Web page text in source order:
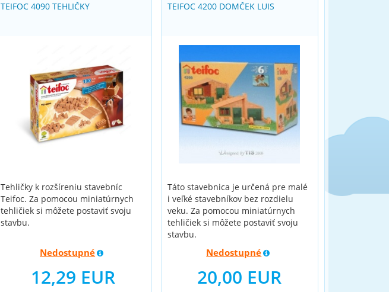
TEIFOC 4090 TEHLIČKY
Tehličky k rozšíreniu stavebníc
Teifoc. Za pomocou miniatúrnych
tehličiek si môžete postaviť svoju
stavbu.
Nedostupné
12,29 EUR
TEIFOC 4200 DOMČEK LUIS
Táto stavebnica je určená pre malé
i veľké stavebníkov bez rozdielu
veku. Za pomocou miniatúrnych
tehličiek si môžete postaviť svoju
stavbu.
Nedostupné
20,00 EUR